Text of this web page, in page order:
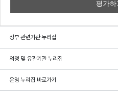
정부 관련기관 누리집
외청 및 유관기관 누리집
운영 누리집 바로가기